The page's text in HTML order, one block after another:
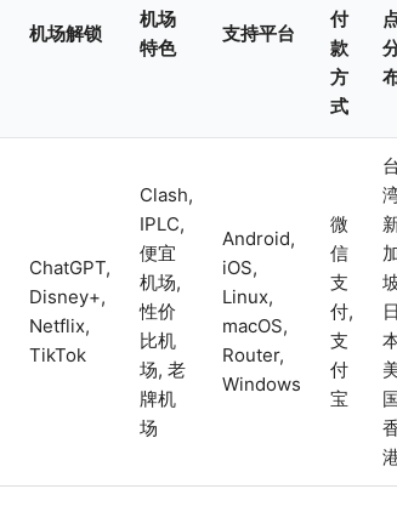
机场解锁
机场
特色
支持平台
付
款
方
式
ChatGPT,
Disney+,
Netflix,
TikTok
Clash,
IPLC,
便宜
机场,
性价
比机
场, 老
牌机
场
Android,
iOS,
Linux,
macOS,
Router,
Windows
微
信
支
付,
支
付
宝
日